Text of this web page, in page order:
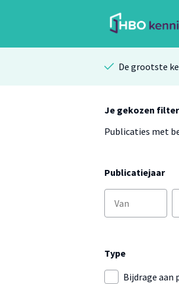
De grootste
Je gekozen
Publicaties met
Publicatiejaar
Type
Bijdrage aan